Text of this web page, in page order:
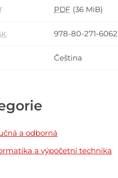
PDF (36 MiB)
978-80-271-
Čeština
a odborná
a výpočetní technika